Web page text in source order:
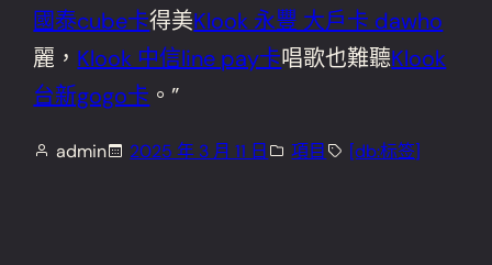
國泰cube卡得美Klook 永豐 大戶卡 dawho
麗， Klook 中信line pay卡唱歌也難聽Klook
台新gogo卡 。”
admin 2025 年 3 月 11 日 項目 [db:标签]